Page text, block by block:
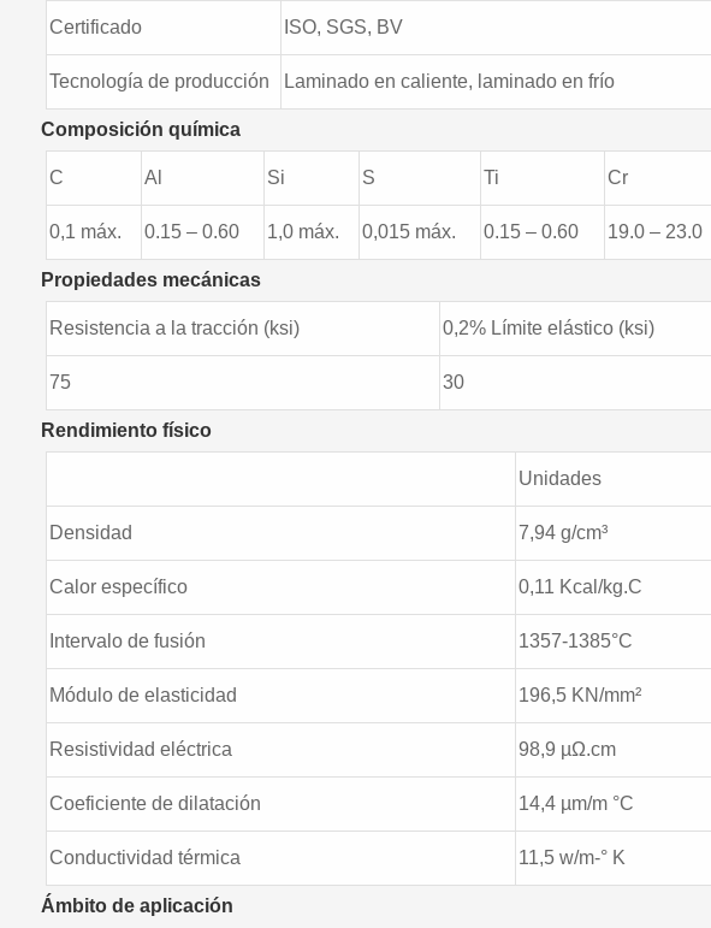
Certificado ISO, SGS, BV
Tecnología de producción Laminado en caliente, laminado en frío
Composición química
C Al Si S Ti Cr
0,1 máx. 0.15 – 0.60 1,0 máx. 0,015 máx. 0.15 – 0.60 19.0 – 23.0
Propiedades mecánicas
Resistencia a la tracción (ksi) 0,2% Límite elástico (ksi)
75 30
Rendimiento físico
Unidades
Densidad 7,94 g/cm³
Calor específico 0,11 Kcal/kg.C
Intervalo de fusión 1357-1385°C
Módulo de elasticidad 196,5 KN/mm²
Resistividad eléctrica 98,9 µΩ.cm
Coeficiente de dilatación 14,4 µm/m °C
Conductividad térmica 11,5 w/m-° K
Ámbito de aplicación